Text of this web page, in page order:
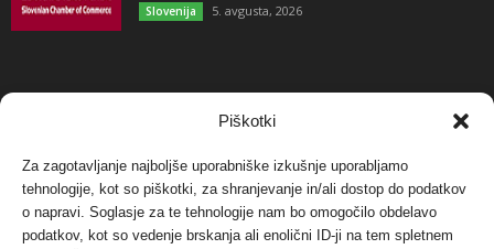
Piškotki
Za zagotavljanje najboljše uporabniške izkušnje uporabljamo
tehnologije, kot so piškotki, za shranjevanje in/ali dostop do podatkov
o napravi. Soglasje za te tehnologije nam bo omogočilo obdelavo
podatkov, kot so vedenje brskanja ali enolični ID-ji na tem spletnem
Slovenija 5. avgusta, 2026
NAJBOLJ KOMENTIRANO
Protest proti vetrnim elektrarnam na Ojstrici, v
svetu pa vedno bolj...
Dogodki 12. maja, 2017